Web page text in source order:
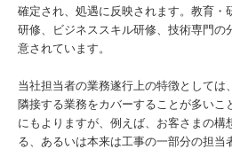
確定され、処遇に反映されます。教育・
研修、ビジネススキル研修、技術専門の
意されています。
当社担当者の業務遂行上の特徴としては
隣接する業務をカバーすることが多いこ
にもよりますが、例えば、お客さまの構
る、あるいは本来は工事の一部分の担当